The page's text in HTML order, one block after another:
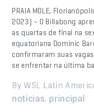
PRAIA MOLE,
2023) – O Billabong
as quartas de final na
equatoriana Dominic
confirmaram suas
se enfrentar na última
By WSL Latin
noticias, principal